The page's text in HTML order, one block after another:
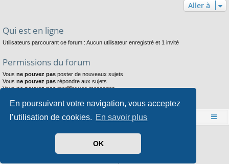
En poursuivant votre navigation, vous acceptez
l’utilisation de cookies. En savoir plus
OK
Aller à
Qui est en ligne
Utilisateurs parcourant ce forum : Aucun utilisateur enregistré et 1 invité
Permissions du forum
Vous ne pouvez pas poster de nouveaux sujets
Vous ne pouvez pas répondre aux sujets
Vousne pouvez pasmodifier vos messages
Vousne pouvez pasjoindre des fichiers
Accueil Index du forum
Développé parphpBB® Forum Software © phpBB Limited
Arty- phpBB 3.3 par MrGaby
phpBB-fr.com